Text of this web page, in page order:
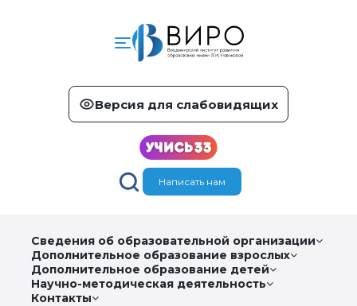
Версия для слабовидящих
Написать нам
Сведения об образовательной организации
Дополнительное образование взрослых
Дополнительное образование детей
Научно-методическая деятельность
Контакты